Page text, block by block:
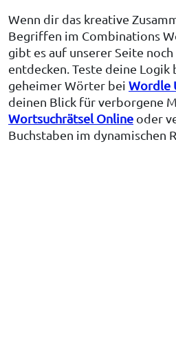
Wenn dir das kreative
Begriffen im Combinations
gibt es auf unserer Seite
entdecken. Teste deine Logik
geheimer Wörter bei Wordle
deinen Blick für verborgene
Wortsuchrätsel Online oder
Buchstaben im dynamischen